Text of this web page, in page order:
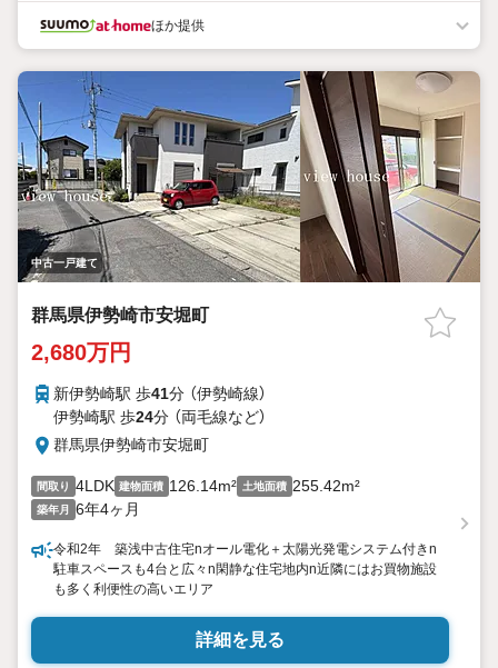
ほか提供
中古一戸建て
群馬県伊勢崎市安堀町
2,680万円
新伊勢崎駅 歩41分 （伊勢崎線）
伊勢崎駅 歩24分 （両毛線など）
群馬県伊勢崎市安堀町
間取り 4LDK 建物面積 126.14m² 土地面積 255.42m²
築年月 6年4ヶ月
令和2年 築浅中古住宅nオール電化＋太陽光発電システム付きn
駐車スペースも4台と広々n閑静な住宅地内n近隣にはお買物施設
も多く利便性の高いエリア
詳細を見る